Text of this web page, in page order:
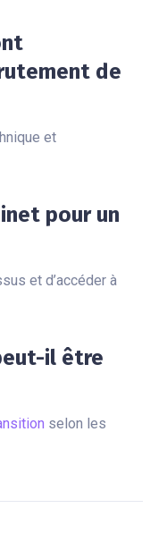
de
et
pour un
et d’accéder à
il être
selon les